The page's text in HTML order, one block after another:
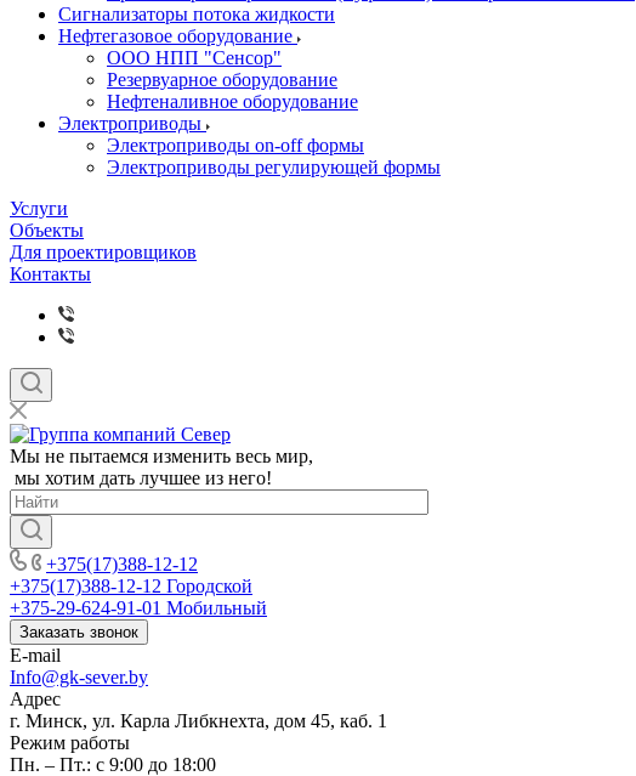
Сигнализаторы потока жидкости
Нефтегазовое оборудование
ООО НПП "Сенсор"
Резервуарное оборудование
Нефтеналивное оборудование
Электроприводы
Электроприводы on-off формы
Электроприводы регулирующей формы
Услуги
Объекты
Для проектировщиков
Контакты
Мы не пытаемся изменить весь мир,
мы хотим дать лучшее из него!
+375(17)388-12-12
+375(17)388-12-12 Городской
+375-29-624-91-01 Мобильный
Заказать звонок
E-mail
Info@gk-sever.by
Адрес
г. Минск, ул. Карла Либкнехта, дом 45, каб. 1
Режим работы
Пн. – Пт.: с 9:00 до 18:00